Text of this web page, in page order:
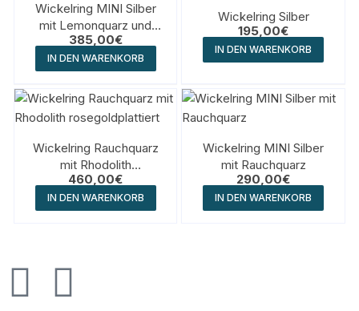
Wickelring MINI Silber
mit Lemonquarz und
Peridot
385,00€
IN DEN WARENKORB
Wickelring Silber
195,00€
IN DEN WARENKORB
Wickelring Rauchquarz
mit Rhodolith
rosegoldplattiert
460,00€
IN DEN WARENKORB
Wickelring MINI Silber
mit Rauchquarz
290,00€
IN DEN WARENKORB